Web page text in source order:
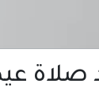
عيد الفطر 2024